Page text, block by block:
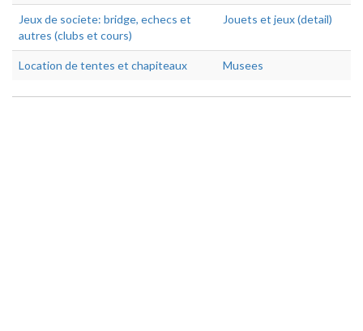
Jeux de societe: bridge, echecs et
autres (clubs et cours)
Jouets et jeux (detail)
Location de tentes et chapiteaux Musees